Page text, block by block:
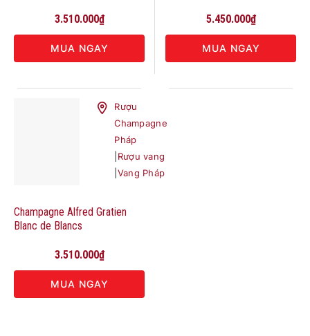
3.510.000₫
MUA NGAY
5.450.000₫
MUA NGAY
Rượu
Champagne
Pháp
Rượu vang
Vang Pháp
Champagne Alfred Gratien
Blanc de Blancs
3.510.000₫
MUA NGAY